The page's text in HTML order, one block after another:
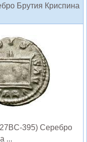
Брутия Криспина
395) Серебро
...